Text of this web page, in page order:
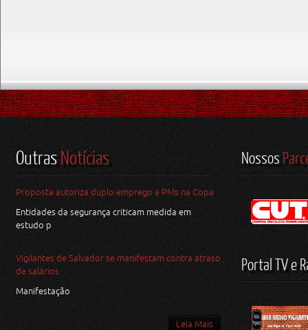
OutrasNotícias
Proposta autoriza duplo emprego a PMs na Copa
Entidades da segurança criticam medida em
estudo p
Vigilantes de Salvador se manifestam contra atraso
de salários
Manifestação
Leia Mais
Nossos
Portal TV e